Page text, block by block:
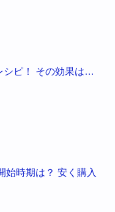
シピ！ その効果は…
始時期は？ 安く購入